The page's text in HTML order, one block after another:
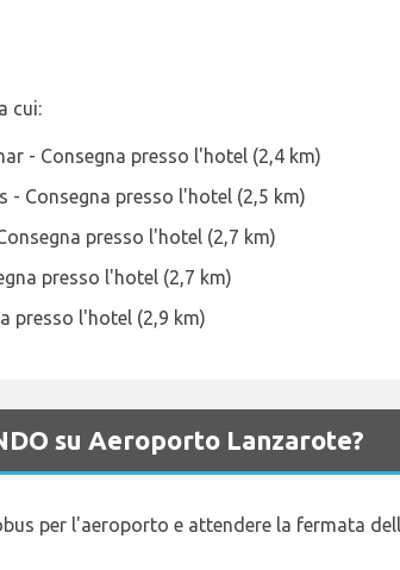
cui:
- Consegna presso l'hotel (2,4 km)
Consegna presso l'hotel (2,5 km)
presso l'hotel (2,7 km)
presso l'hotel (2,7 km)
presso l'hotel (2,9 km)
su Aeroporto Lanzarote?
per l'aeroporto e attendere la fermata